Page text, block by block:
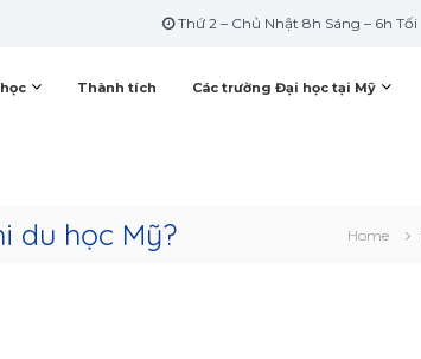
Thứ 2 – Chủ Nhật 8h Sáng – 6h Tối
Thành tích Các trường Đại học tại Mỹ
du học Mỹ? Home